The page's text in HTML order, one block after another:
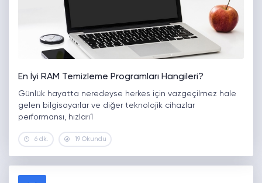
En İyi RAM Temizleme Programları Hangileri?
Günlük hayatta neredeyse herkes için vazgeçilmez hale
gelen bilgisayarlar ve diğer teknolojik cihazlar
performansı, hızları1
6 dk. 19 Okundu